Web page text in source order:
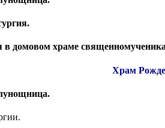
домовом храме
Храм